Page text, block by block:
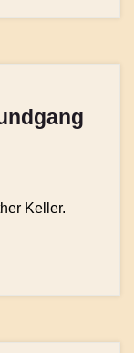
Keller.